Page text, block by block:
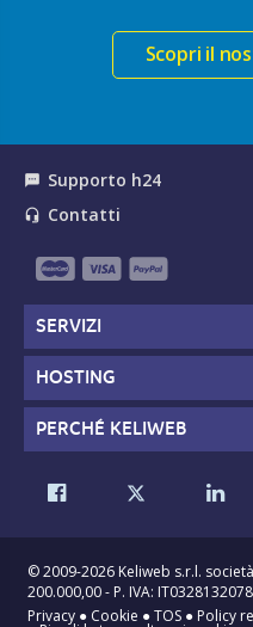
Scopri il
textsms Supporto h24
headset_mic Contatti
SERVIZI
HOSTING
PERCHÉ KELIWEB
© 2009-2026 Keliweb s.r.l.
200.000,00 - P. IVA:
Privacy ● Cookie ●TOS ● Policy